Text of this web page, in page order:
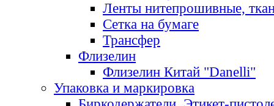
Ленты нитепрошивные,
Сетка на бумаге
Трансфер
Флизелин
Флизелин Китай "Danelli"
Упаковка и маркировка